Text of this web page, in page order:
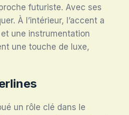
futuriste. Avec ses
À l’intérieur, l’accent a
une instrumentation
une touche de luxe,
un rôle clé dans le